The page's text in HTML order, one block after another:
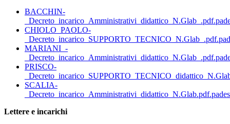
BACCHIN-
CHIOLO_PAOLO-
MARIANI_-
PRISCO-
SCALIA-
Lettere e incarichi